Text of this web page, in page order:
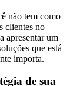
não tem como
clientes no
apresentar um
que está
importa.
de sua